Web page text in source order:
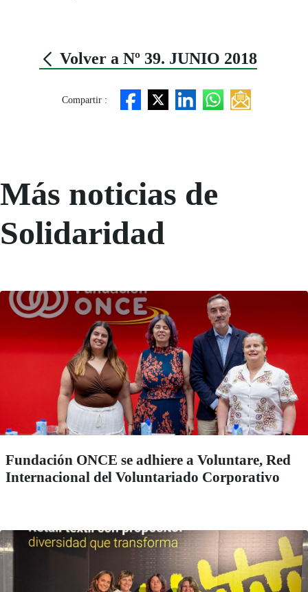
Volver a Nº 39. JUNIO 2018
Compartir :
Más noticias de
Solidaridad
Fundación ONCE se adhiere a Voluntare, Red
Internacional del Voluntariado Corporativo